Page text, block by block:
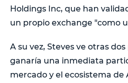
Holdings Inc, que han
un propio exchange "como
A su vez, Steves ve otras
ganaría una inmediata
mercado y el ecosistema